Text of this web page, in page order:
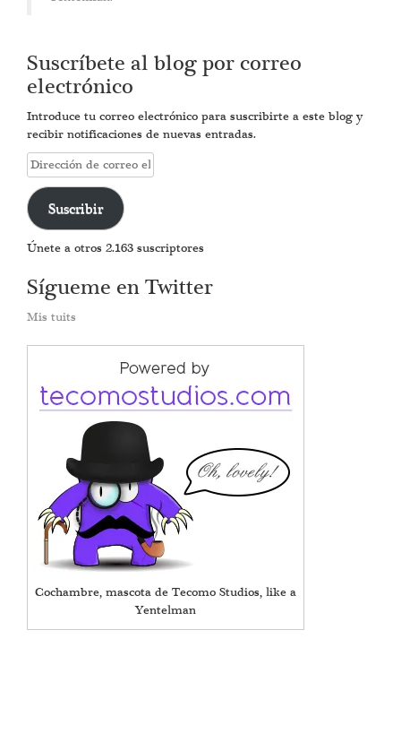
Suscríbete al blog por correo
electrónico
Introduce tu correo electrónico para suscribirte a este blog y
recibir notificaciones de nuevas entradas.
Dirección
de
correo
electrónico
Suscribir
Únete a otros 2.163 suscriptores
Sígueme en Twitter
Mis tuits
Cochambre, mascota de Tecomo Studios, like a
Yentelman